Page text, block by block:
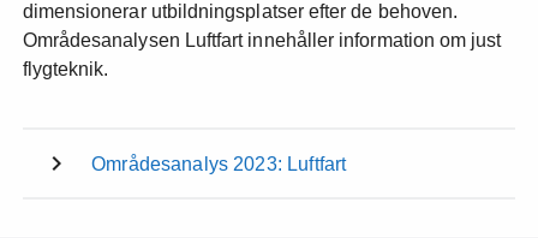
dimensionerar utbildningsplatser efter de behoven.
Områdesanalysen Luftfart innehåller information om just
flygteknik.
Områdesanalys 2023: Luftfart